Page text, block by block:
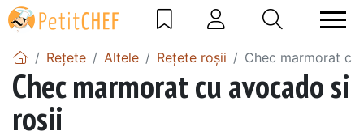
Rețete Altele Rețete roșii Chec marmorat
Chec marmorat cu avocado si
rosii